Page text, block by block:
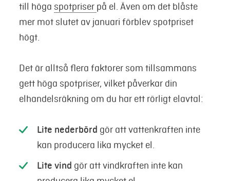
till höga spotpriser på el. Även om det blåste
mer mot slutet av januari förblev spotpriset
högt.
Det är alltså flera faktorer som tillsammans
gett höga spotpriser, vilket påverkar din
elhandelsräkning om du har ett rörligt elavtal:
Lite nederbörd gör att vattenkraften inte
kan producera lika mycket el.
Lite vind gör att vindkraften inte kan